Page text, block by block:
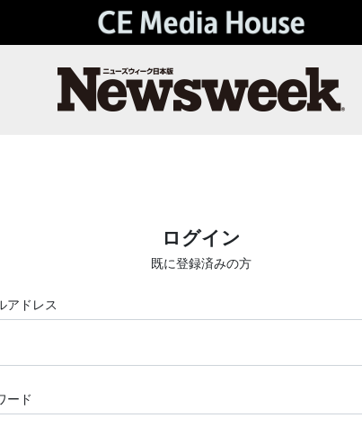
ログイン
既に登録済みの方
アドレス
ード